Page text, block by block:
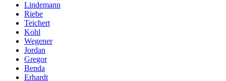
Lindemann
Riebe
Teichert
Kohl
Wegener
Jordan
Gregor
Benda
Erhardt